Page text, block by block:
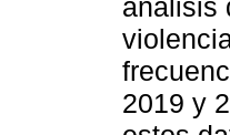
análisis
2019 y